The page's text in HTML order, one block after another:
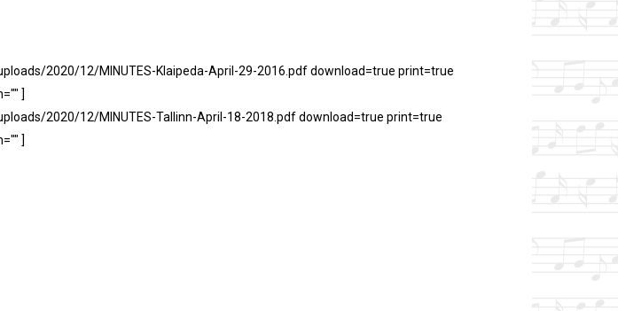
2020/12/MINUTES-Klaipeda-April-29-2016.pdf download=true print=true
]
2020/12/MINUTES-Tallinn-April-18-2018.pdf download=true print=true
]